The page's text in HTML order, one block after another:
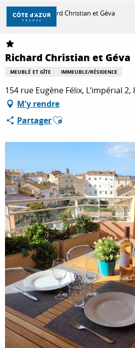
Aller
contenu
principal
DÉCOUVRIR
À FAIRE
SÉJOURNER
Accueil Richard Christian et Géva
Richard Christian et Géva
MEUBLÉ ET GÎTE IMMEUBLE/RÉSIDENCE
154 rue Eugène Félix, L’impérial
M'y rendre
PartagerAjouter aux favoris